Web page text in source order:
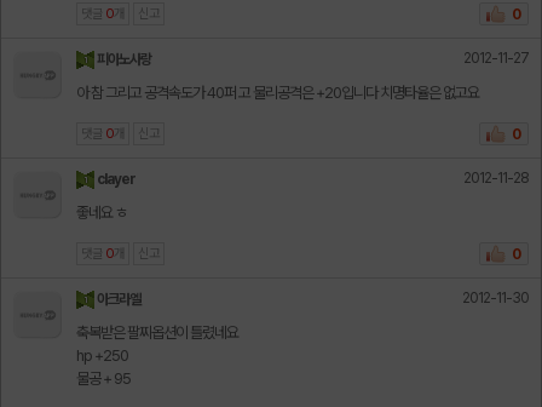
댓글 0 개 신고 0
피아노사랑 2012-11-27
아 참 그리고 공격속도가 40퍼 고 물리공격은 +20입니다 치명타율은 없고요
댓글 0 개 신고 0
clayer 2012-11-28
좋네요 ㅎ
댓글 0 개 신고 0
아크라엘 2012-11-30
축복받은 팔찌옵션이 틀렸네요
hp +250
물공 + 95